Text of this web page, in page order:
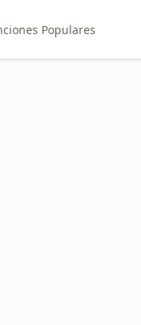
Populares